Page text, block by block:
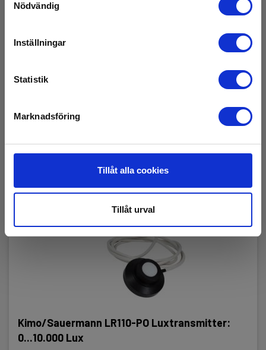
Nödvändig
Inställningar
Statistik
Marknadsföring
Tillåt alla cookies
Tillåt urval
Kimo/Sauermann LR110-PO Luxtransmitter:
0...10.000 Lux